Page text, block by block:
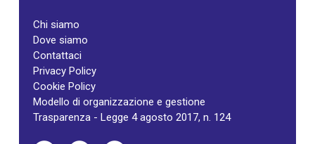
Chi siamo
Dove siamo
Contattaci
Privacy Policy
Cookie Policy
Modello di organizzazione e gestione
Trasparenza - Legge 4 agosto 2017, n. 124